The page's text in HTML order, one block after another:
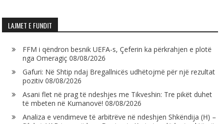
LAJMET E FUNDIT
FFM i qëndron besnik UEFA-s, Çeferin ka përkrahjen e plotë
nga Omeragiç 08/08/2026
Gafuri: Në Shtip ndaj Bregallnicës udhëtojmë për një rezultat
pozitiv 08/08/2026
Asani flet në prag të ndeshjes me Tikveshin: Tre pikët duhet
të mbeten në Kumanovë! 08/08/2026
Analiza e vendimeve të arbitrëve në ndeshjen Shkëndija (H) –